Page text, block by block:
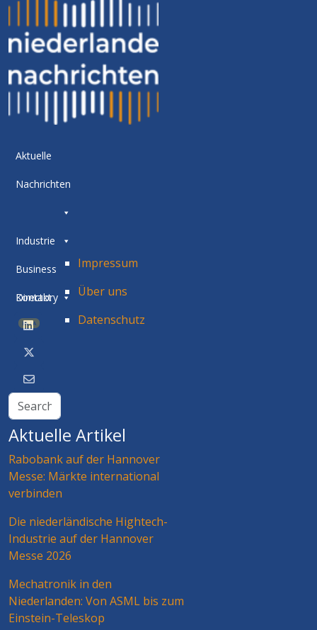
Aktuelle
Nachrichten
Industrie
Business
Directory
BETA
Kontakt
Impressum
Über uns
Datenschutz
Aktuelle Artikel
Rabobank auf der Hannover
Messe: Märkte international
verbinden
Die niederländische Hightech-
Industrie auf der Hannover
Messe 2026
Mechatronik in den
Niederlanden: Von ASML bis zum
Einstein-Teleskop